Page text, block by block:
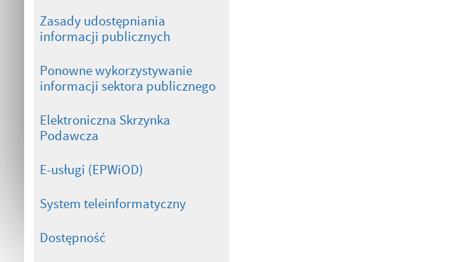
Zasady udostępniania
informacji publicznych
Ponowne wykorzystywanie
informacji sektora publicznego
Elektroniczna Skrzynka
Podawcza
E-usługi (EPWiOD)
System teleinformatyczny
Dostępność